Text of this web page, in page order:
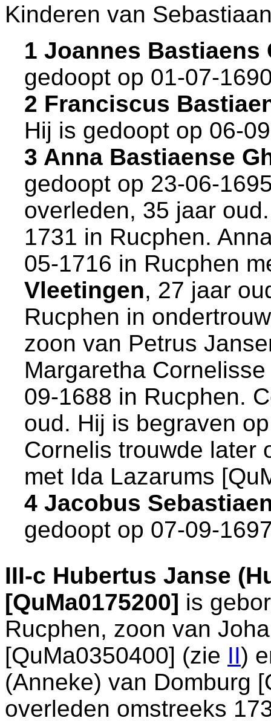
Kinderen van
1 Joannes Bastiaens
gedoopt op 01-07-
2 Franciscus
Hij is gedoopt op 06-
3 Anna Bastiaense
gedoopt op 23-06-
overleden, 35 jaar
1731 in Rucphen.
05-1716 in Rucphen
Vleetingen, 27 jaar
Rucphen in
zoon van Petrus
Margaretha
09-1688 in Rucphen.
oud. Hij is begraven
Cornelis trouwde later
met Ida Lazarums
4 Jacobus
gedoopt op 07-09-
III-c Hubertus Janse
[QuMa0175200] is
Rucphen, zoon van
[QuMa0350400] (zie II)
(Anneke) van Domburg
overleden omstreeks